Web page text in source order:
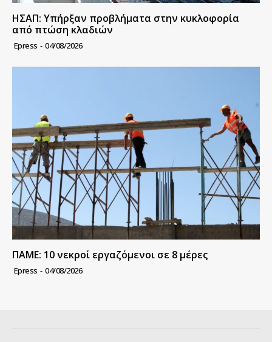
ΗΣΑΠ: Υπήρξαν προβλήματα στην κυκλοφορία
από πτώση κλαδιών
Epress - 04/08/2026
ΠΑΜΕ: 10 νεκροί εργαζόμενοι σε 8 μέρες
Epress - 04/08/2026